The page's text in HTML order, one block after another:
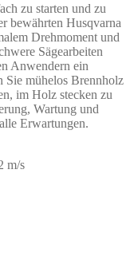
zu starten und zu
bewährten Husqvarna
Drehmoment und
Sägearbeiten
Anwendern ein
Sie mühelos Brennholz
im Holz stecken zu
Wartung und
Erwartungen.
m/s